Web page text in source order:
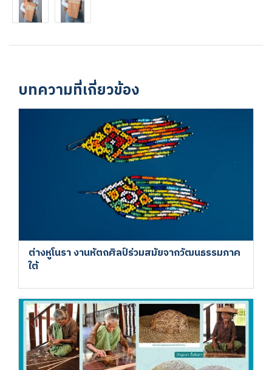
บทความที่เกี่ยวข้อง
ต่างหูโนรา งานหัตถศิลป์ร่วมสมัยจากวัฒนธรรมภาค
ใต้